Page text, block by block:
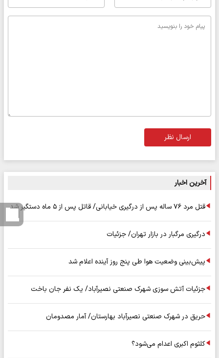
ارسال نظر
آخرین اخبار
قتل مرد ۷۶ ساله پس از درگیری خیابانی/ قاتل پس از ۵ ماه دستگیر شد
درگیری مرگبار در بازار تهران/ جزئیات
پیش‌بینی وضعیت هوا طی پنج روز آینده اعلام شد
جزئیات آتش سوزی شهرک صنعتی نصیرآباد/ یک نفر جان باخت
حریق در شهرک صنعتی نصیرآباد بهارستان/ آمار مصدومان
کلثوم اکبری اعدام می‌شود؟